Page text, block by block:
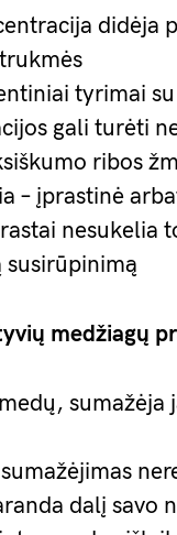
didėja
tyrimai
gali turėti
ribos
– įprastinė
nesukelia
medžiagų
sumažėja
dalį savo